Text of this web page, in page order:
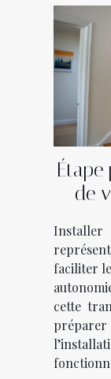
Étape
de
faciliter
cette